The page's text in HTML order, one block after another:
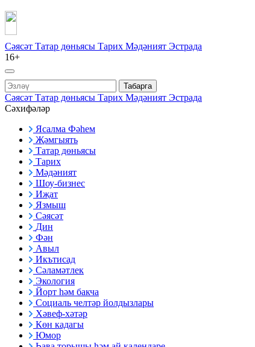
Сәясәт Татар дөньясы Тарих Мәдәният Эстрада
16+
Табарга
Сәясәт Татар дөньясы Тарих Мәдәният Эстрада
Сәхифәләр
Ясалма Фәһем
Җәмгыять
Татар дөньясы
Тарих
Мәдәният
Шоу-бизнес
Иҗат
Язмыш
Сәясәт
Дин
Фән
Авыл
Икътисад
Сәламәтлек
Экология
Йорт һәм бакча
Социаль челтәр йолдызлары
Хәвеф-хәтәр
Көн кадагы
Юмор